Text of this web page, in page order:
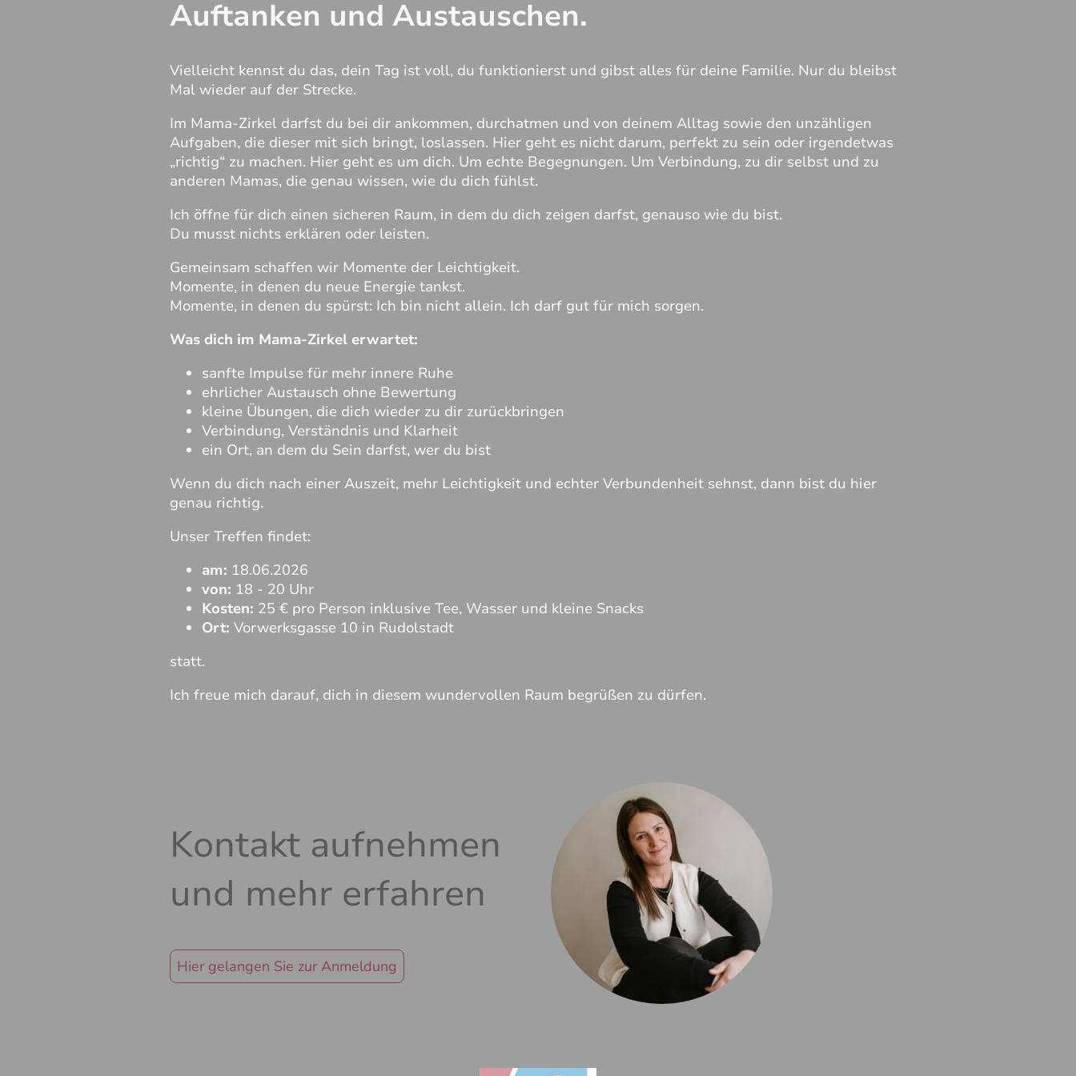
Auftanken und Austauschen.
Vielleicht kennst du das, dein Tag ist voll, du funktionierst und gibst alles für deine Familie. Nur du bleibst
Mal wieder auf der Strecke.
Im Mama-Zirkel darfst du bei dir ankommen, durchatmen und von deinem Alltag sowie den unzähligen
Aufgaben, die dieser mit sich bringt, loslassen. Hier geht es nicht darum, perfekt zu sein oder irgendetwas
„richtig“ zu machen. Hier geht es um dich. Um echte Begegnungen. Um Verbindung, zu dir selbst und zu
anderen Mamas, die genau wissen, wie du dich fühlst.
Ich öffne für dich einen sicheren Raum, in dem du dich zeigen darfst, genauso wie du bist.
Du musst nichts erklären oder leisten.
Gemeinsam schaffen wir Momente der Leichtigkeit.
Momente, in denen du neue Energie tankst.
Momente, in denen du spürst: Ich bin nicht allein. Ich darf gut für mich sorgen.
Was dich im Mama-Zirkel erwartet:
sanfte Impulse für mehr innere Ruhe
ehrlicher Austausch ohne Bewertung
kleine Übungen, die dich wieder zu dir zurückbringen
Verbindung, Verständnis und Klarheit
ein Ort, an dem du Sein darfst, wer du bist
Wenn du dich nach einer Auszeit, mehr Leichtigkeit und echter Verbundenheit sehnst, dann bist du hier
genau richtig.
Unser Treffen findet:
am: 18.06.2026
von: 18 - 20 Uhr
Kosten: 25 € pro Person inklusive Tee, Wasser und kleine Snacks
Ort: Vorwerksgasse 10 in Rudolstadt
statt.
Ich freue mich darauf, dich in diesem wundervollen Raum begrüßen zu dürfen.
Kontakt aufnehmen
und mehr erfahren
Hier gelangen Sie zur Anmeldung